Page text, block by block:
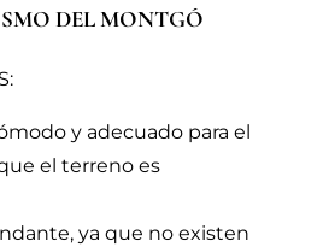
DEL MONTGÓ
y adecuado para el
el terreno es
ya que no existen